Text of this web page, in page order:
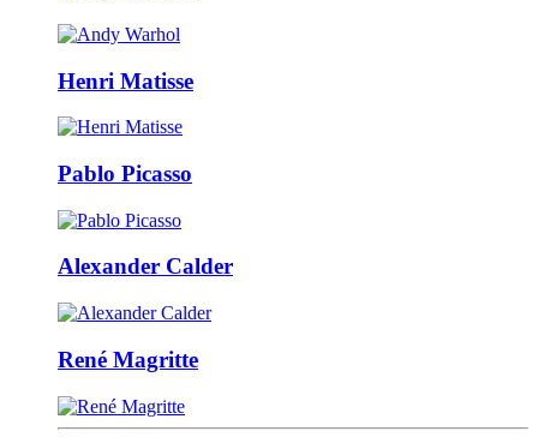
Henri Matisse
Pablo Picasso
Alexander Calder
René Magritte